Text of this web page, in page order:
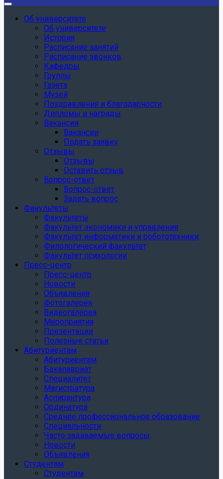
Об университете
Об университете
История
Расписание занятий
Расписание звонков
Кафедры
Группы
Газета
Музей
Поздравления и благодарности
Дипломы и награды
Вакансии
Вакансии
Подать заявку
Отзывы
Отзывы
Оставить отзыв
Вопрос-ответ
Вопрос-ответ
Задать вопрос
Факультеты
Факультеты
Факультет экономики и управления
Факультет информатики и робототехники
Филологический факультет
Факультет психологии
Пресс-центр
Пресс-центр
Новости
Объявления
Фотогалерея
Видеогалерея
Мероприятия
Презентации
Полезные статьи
Абитуриентам
Абитуриентам
Бакалавриат
Специалитет
Магистратура
Аспирантура
Ординатура
Среднее профессиональное образование
Специальности
Часто задаваемые вопросы
Новости
Объявления
Студентам
Студентам